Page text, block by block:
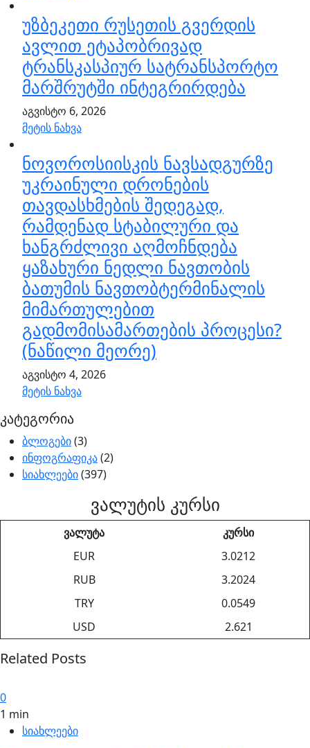
უზბეკეთი რუსეთის გვერდის
ავლით ეტაპობრივად
ტრანსკასპიურ სატრანსპორტო
მარშრუტში ინტეგრირდება
აგვისტო 6, 2026
მეტის ნახვა
ნოვოროსიისკის ნავსადგურზე
უკრაინული დრონების
თავდასხმების შედეგად,
რამდენად სტაბილური და
ხანგრძლივი აღმოჩნდება
ყაზახური ნედლი ნავთობის
ბათუმის ნავთობტერმინალის
მიმართულებით
გადმომისამართების პროცესი?
(ნაწილი მეორე)
აგვისტო 4, 2026
მეტის ნახვა
კატეგორია
ბლოგები(3)
ინფოგრაფიკა(2)
სიახლეები(397)
ვალუტის კურსი
ვალუტა
კურსი
EUR
3.0212
RUB
3.2024
TRY
0.0549
USD
2.621
Related Posts
0
1 min
სიახლეები